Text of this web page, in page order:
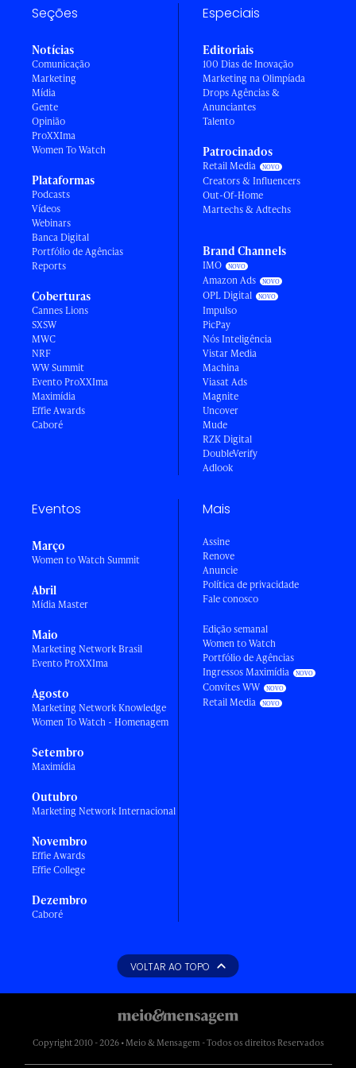
Seções
Notícias
Comunicação
Marketing
Mídia
Gente
Opinião
ProXXIma
Women To Watch
Plataformas
Podcasts
Vídeos
Webinars
Banca Digital
Portfólio de Agências
Reports
Coberturas
Cannes Lions
SXSW
MWC
NRF
WW Summit
Evento ProXXIma
Maximídia
Effie Awards
Caboré
Especiais
Editoriais
100 Dias de Inovação
Marketing na Olimpíada
Drops Agências &
Anunciantes
Talento
Patrocinados
Retail Media
Creators & Influencers
Out-Of-Home
Martechs & Adtechs
Brand Channels
IMO
Amazon Ads
OPL Digital
Impulso
PicPay
Nós Inteligência
Vistar Media
Machina
Viasat Ads
Magnite
Uncover
Mude
RZK Digital
DoubleVerify
Adlook
Eventos
Março
Women to Watch Summit
Abril
Mídia Master
Maio
Marketing Network Brasil
Evento ProXXIma
Agosto
Marketing Network Knowledge
Women To Watch - Homenagem
Setembro
Maximídia
Outubro
Marketing Network Internacional
Novembro
Effie Awards
Effie College
Dezembro
Caboré
Mais
Assine
Renove
Anuncie
Política de privacidade
Fale conosco
Edição semanal
Women to Watch
Portfólio de Agências
Ingressos Maximídia
Convites WW
Retail Media
VOLTAR AO TOPO
Copyright 2010 - 2026 • Meio & Mensagem - Todos os direitos Reservados